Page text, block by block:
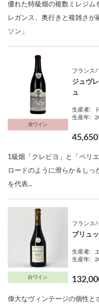
優れた特級畑の複数ミレジム
レガンス、奥行きと複雑さ
ソン」
赤ワイン
フランス/
ジュヴ
ュ
生産者:
生産年:
45,650
1級畑「クレピヨ」と「ペリ
ロードのように滑らか＆し
を代表...
白ワイン
フランス/
ブリュ
生産者:
生産年:
偉大なヴィンテージの個性と